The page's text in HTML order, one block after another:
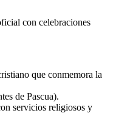
con celebraciones
que conmemora la
de Pascua).
servicios religiosos y